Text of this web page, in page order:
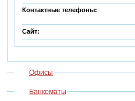
Контактные телефоны:
Сайт:
Офисы
Банкоматы